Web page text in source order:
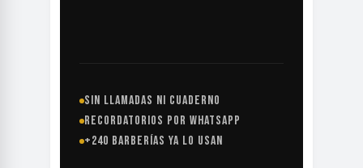
SIN LLAMADAS NI CUADERNO
RECORDATORIOS POR WHATSAPP
+240 BARBERÍAS YA LO USAN